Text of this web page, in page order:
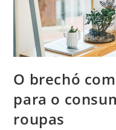
O brechó
para o
roupas